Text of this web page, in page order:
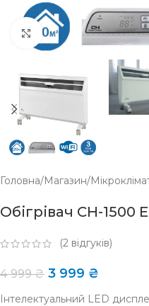
Click to enlarge
Головна/Магазин/
Обігрівач CH-1500
(2 відгуків)
4 999₴ 3 999 ₴
Інтелектуальний LED